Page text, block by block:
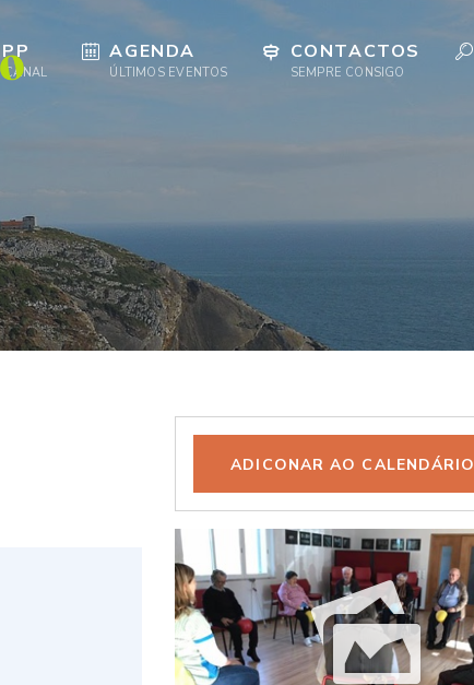
CANAL
AGENDA
ÚLTIMOS EVENTOS
CONTACTOS
SEMPRE CONSIGO
ADICONAR AO CALENDÁRIO